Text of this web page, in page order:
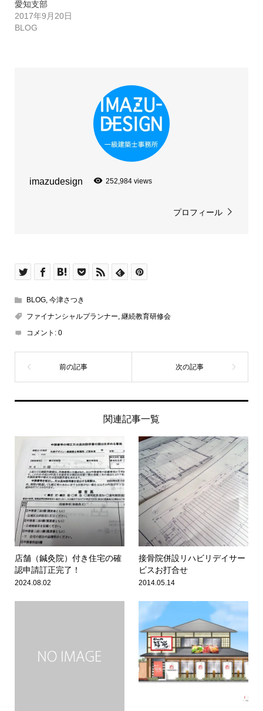
愛知支部
2017年9月20日
BLOG
imazudesign 252,984 views
プロフィール
BLOG, 今津さつき
ファイナンシャルプランナー, 継続教育研修会
コメント: 0
関連記事一覧
店舗（鍼灸院）付き住宅の確
認申請訂正完了！
2024.08.02
接骨院併設リハビリデイサー
ビスお打合せ
2014.05.14